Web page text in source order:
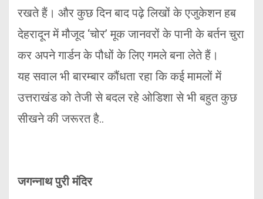
रखते हैं। और कुछ दिन बाद पढ़े लिखों के एजुकेशन हब
देहरादून में मौजूद ‘चोर’ मूक जानवरों के पानी के बर्तन चुरा
कर अपने गार्डन के पौधों के लिए गमले बना लेते हैं।
यह सवाल भी बारम्बार कौंधता रहा कि कई मामलों में
उत्तराखंड को तेजी से बदल रहे ओडिशा से भी बहुत कुछ
सीखने की जरूरत है..
जगन्नाथ पुरी मंदिर